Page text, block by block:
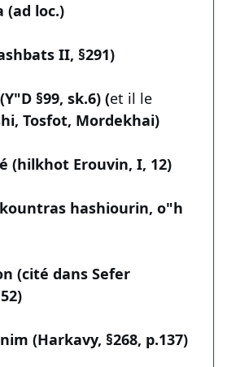
(ad loc.)
II, §291)
§99, sk.6) (et il le
Tosfot, Mordekhai)
(hilkhot Erouvin, I, 12)
hashiourin, o"h
(cité dans Sefer
(Harkavy, §268, p.137)